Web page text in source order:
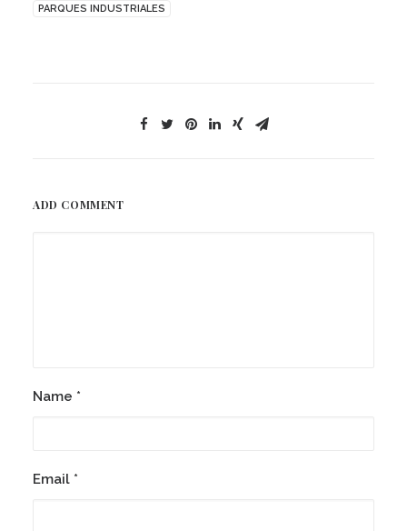
PARQUES INDUSTRIALES
ADD COMMENT
Name *
Email *